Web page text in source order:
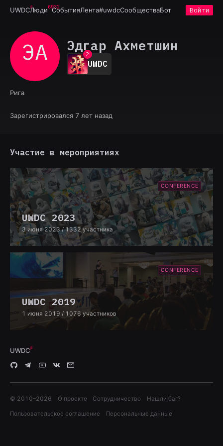
UWDCЛюди6932
СобытияЛента#uwdcСообществаБот Войти
ЭА Эдгар Ахметшин
1
2
3
4
8
UWDC
Рига
Зарегистрировался 7 лет назад
Участие в мероприятиях
CONFERENCE
UWDC 2023
3 июня 2023 / 1332 участника
CONFERENCE
UWDC 2019
1 июня 2019 / 1076 участников
UWDC
© 2010–2026 О проекте Сотрудничество Нашли баг?
Пользовательское соглашение Персональные данные